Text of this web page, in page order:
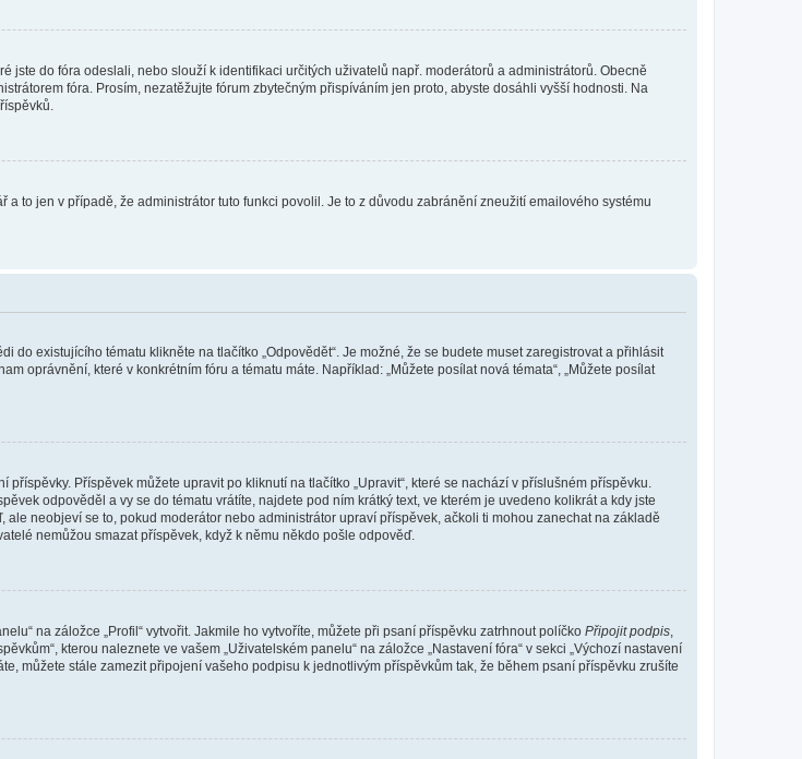
do fóra odeslali, nebo slouží k identifikaci určitých uživatelů např. moderátorů a administrátorů. Obecně
fóra. Prosím, nezatěžujte fórum zbytečným přispíváním jen proto, abyste dosáhli vyšší hodnosti. Na
to jen v případě, že administrátor tuto funkci povolil. Je to z důvodu zabránění zneužití emailového systému
do existujícího tématu klikněte na tlačítko „Odpovědět“. Je možné, že se budete muset zaregistrovat a přihlásit
oprávnění, které v konkrétním fóru a tématu máte. Například: „Můžete posílat nová témata“, „Můžete posílat
Příspěvek můžete upravit po kliknutí na tlačítko „Upravit“, které se nachází v příslušném příspěvku.
odpověděl a vy se do tématu vrátíte, najdete pod ním krátký text, ve kterém je uvedeno kolikrát a kdy jste
neobjeví se to, pokud moderátor nebo administrátor upraví příspěvek, ačkoli ti mohou zanechat na základě
nemůžou smazat příspěvek, když k němu někdo pošle odpověď.
na záložce „Profil“ vytvořit. Jakmile ho vytvoříte, můžete při psaní příspěvku zatrhnout políčko Připojit podpis
kterou naleznete ve vašem „Uživatelském panelu“ na záložce „Nastavení fóra“ v sekci „Výchozí nastavení
můžete stále zamezit připojení vašeho podpisu k jednotlivým příspěvkům tak, že během psaní příspěvku zrušíte